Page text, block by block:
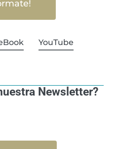
YouTube
Newsletter?